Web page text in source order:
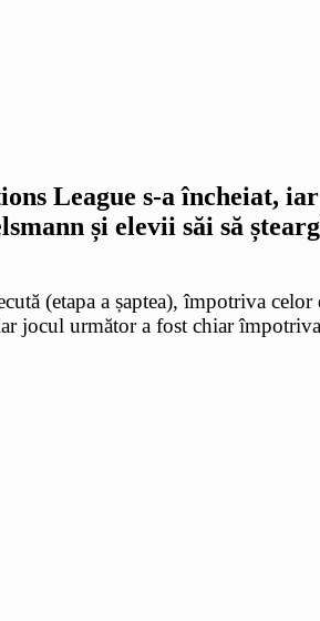
League s-a încheiat,
și elevii săi să
(etapa a șaptea), împotriva
jocul următor a fost chiar